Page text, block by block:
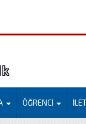
ÖĞRENCİ